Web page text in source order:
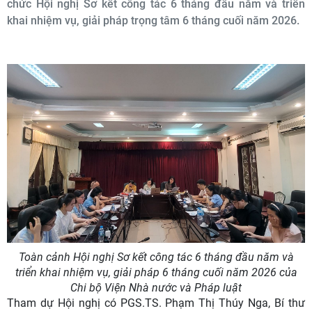
chức Hội nghị Sơ kết công tác 6 tháng đầu năm và triển
khai nhiệm vụ, giải pháp trọng tâm 6 tháng cuối năm 2026.
Toàn cảnh Hội nghị Sơ kết công tác 6 tháng đầu năm và
triển khai nhiệm vụ, giải pháp 6 tháng cuối năm 2026 của
Chi bộ Viện Nhà nước và Pháp luật
Tham dự Hội nghị có PGS.TS. Phạm Thị Thúy Nga, Bí thư